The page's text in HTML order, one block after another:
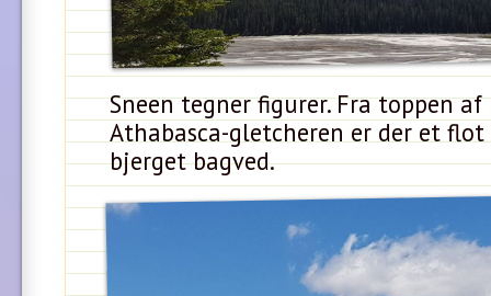
Sneen tegner figurer. Fra toppen
Athabasca-gletcheren er der et
bjerget bagved.